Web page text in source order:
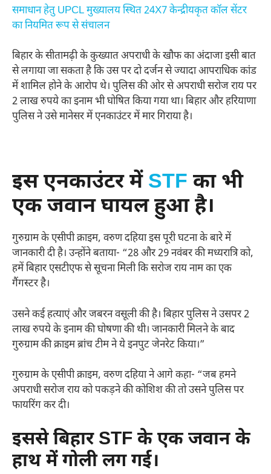
समाधान हेतु UPCL मुख्यालय स्थित 24X7 केन्द्रीयकृत कॉल सेंटर
का नियमित रूप से संचालन
बिहार के सीतामढ़ी के कुख्यात अपराधी के खौफ का अंदाजा इसी बात
से लगाया जा सकता है कि उस पर दो दर्जन से ज्यादा आपराधिक कांड
में शामिल होने के आरोप थे। पुलिस की ओर से अपराधी सरोज राय पर
2 लाख रुपये का इनाम भी घोषित किया गया था। बिहार और हरियाणा
पुलिस ने उसे मानेसर में एनकाउंटर में मार गिराया है।
इस एनकाउंटर में STF का भी
एक जवान घायल हुआ है।
गुरुग्राम के एसीपी क्राइम, वरुण दहिया इस पूरी घटना के बारे में
जानकारी दी है। उन्होंने बताया- “28 और 29 नवंबर की मध्यरात्रि को,
हमें बिहार एसटीएफ से सूचना मिली कि सरोज राय नाम का एक
गैंगस्टर है।
उसने कई हत्याएं और जबरन वसूली की है। बिहार पुलिस ने उसपर 2
लाख रुपये के इनाम की घोषणा की थी। जानकारी मिलने के बाद
गुरुग्राम की क्राइम ब्रांच टीम ने ये इनपुट जेनरेट किया।”
गुरुग्राम के एसीपी क्राइम, वरुण दहिया ने आगे कहा- “जब हमने
अपराधी सरोज राय को पकड़ने की कोशिश की तो उसने पुलिस पर
फायरिंग कर दी।
इससे बिहार STF के एक जवान के
हाथ में गोली लग गई।